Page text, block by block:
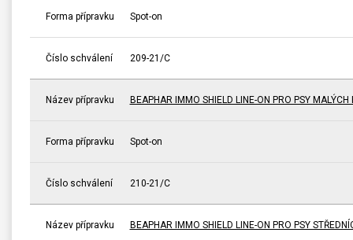
Forma přípravku Spot-on
Číslo schválení 209-21/C
Název přípravku BEAPHAR IMMO SHIELD LINE-ON PRO PSY MALÝCH
Forma přípravku Spot-on
Číslo schválení 210-21/C
Název přípravku BEAPHAR IMMO SHIELD LINE-ON PRO PSY